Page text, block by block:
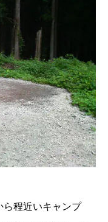
ら程近いキャンプ